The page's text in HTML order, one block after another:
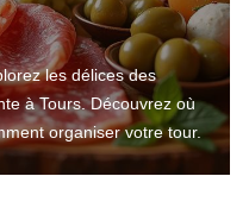
les délices des
à Tours. Découvrez où
organiser votre tour.